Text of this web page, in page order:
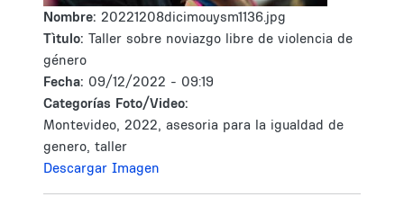
Nombre: 20221208dicimouysm1136.jpg
Tìtulo: Taller sobre noviazgo libre de violencia de
género
Fecha: 09/12/2022 - 09:19
Categorías Foto/Video:
Montevideo, 2022, asesoria para la igualdad de
genero, taller
Descargar Imagen